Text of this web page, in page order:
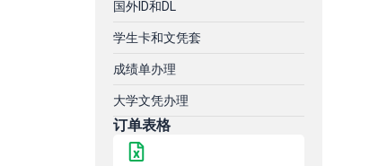
国外ID和DL
学生卡和文凭套
成绩单办理
大学文凭办理
订单表格